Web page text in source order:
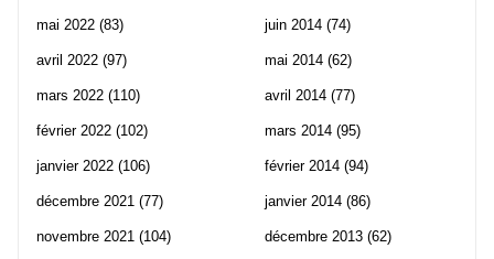
mai 2022 (83)
avril 2022 (97)
mars 2022 (110)
février 2022 (102)
janvier 2022 (106)
décembre 2021 (77)
novembre 2021 (104)
juin 2014 (74)
mai 2014 (62)
avril 2014 (77)
mars 2014 (95)
février 2014 (94)
janvier 2014 (86)
décembre 2013 (62)